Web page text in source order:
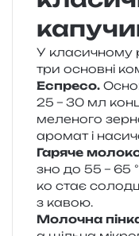
У кла­си­чно­му
три основ­ні
Еспресо.
25 – 30 мл
ме­ле­но­го
аро­мат і
Гаряче
зно до 55 – 65
ко стає
з кавою.
Молочна